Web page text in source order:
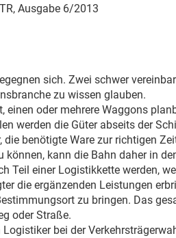
Ausgabe 6/2013
sich. Zwei schwer
zu wissen glauben.
einen oder mehrere Waggons
werden die Güter abseits der
benötigte Ware zur richtigen
kann die Bahn daher in
Teil einer Logistikkette werden,
die ergänzenden Leistungen
zu bringen. Das
oder Straße.
bei der